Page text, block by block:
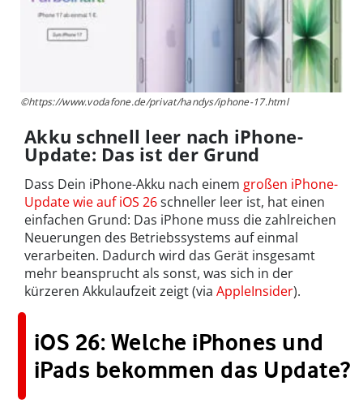
©https://www.vodafone.de/privat/handys/iphone-17.html
Akku schnell leer nach iPhone-
Update: Das ist der Grund
Dass Dein iPhone-Akku nach einem großen iPhone-
Update wie auf iOS 26schneller leer ist, hat einen
einfachen Grund: Das iPhone muss die zahlreichen
Neuerungen des Betriebssystems auf einmal
verarbeiten. Dadurch wird das Gerät insgesamt
mehr beansprucht als sonst, was sich in der
kürzeren Akkulaufzeit zeigt (via AppleInsider).
iOS 26: Welche iPhones und
iPads bekommen das Update?